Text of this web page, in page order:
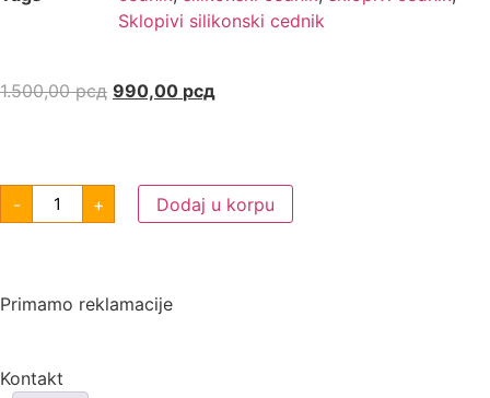
Sklopivi silikonski cednik
1.500,00рсд 990,00 рсд
- + Dodaj u korpu
Primamo reklamacije
Kontakt